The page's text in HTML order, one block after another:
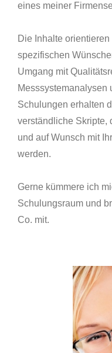
eines meiner
Die Inhalte
spezifischen
Umgang mit
Messsystemanalysen
Schulungen erhalten
verständliche Skripte,
und auf Wunsch mit
werden.
Gerne kümmere ich
Schulungsraum und
Co. mit.